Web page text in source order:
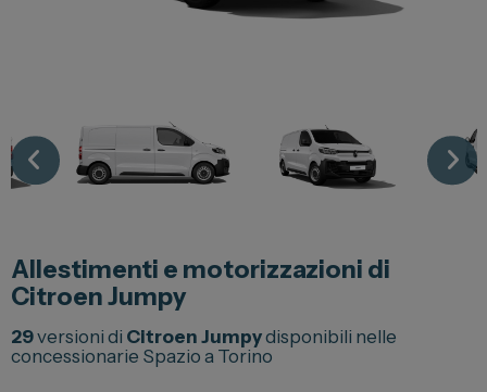
Fiat Professional
Citroen
Toyota
Servizi
Officina
Allestimenti e motorizzazioni di
Citroen Jumpy
29versioni di Citroen Jumpydisponibili nelle
concessionarie Spazio a Torino